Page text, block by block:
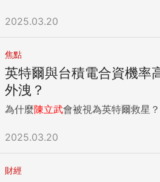
2025.03.20
焦點
英特爾與台積電合資機率
外洩？
為什麼陳立武會被視為英特爾救星
2025.03.20
財經